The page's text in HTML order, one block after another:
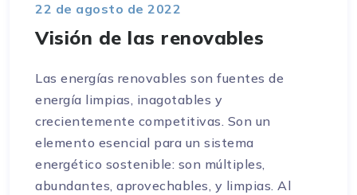
22 de agosto de 2022
Visión de las renovables
Las energías renovables son fuentes de
energía limpias, inagotables y
crecientemente competitivas. Son un
elemento esencial para un sistema
energético sostenible: son múltiples,
abundantes, aprovechables, y limpias. Al